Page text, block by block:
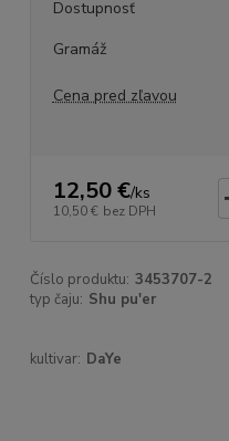
Dostupnosť
Gramáž
Cena pred zľavou
12,50 €/ks
10,50 € bez DPH
Číslo produktu: 3453707-2
typ čaju: Shu pu'er
kultivar: DaYe